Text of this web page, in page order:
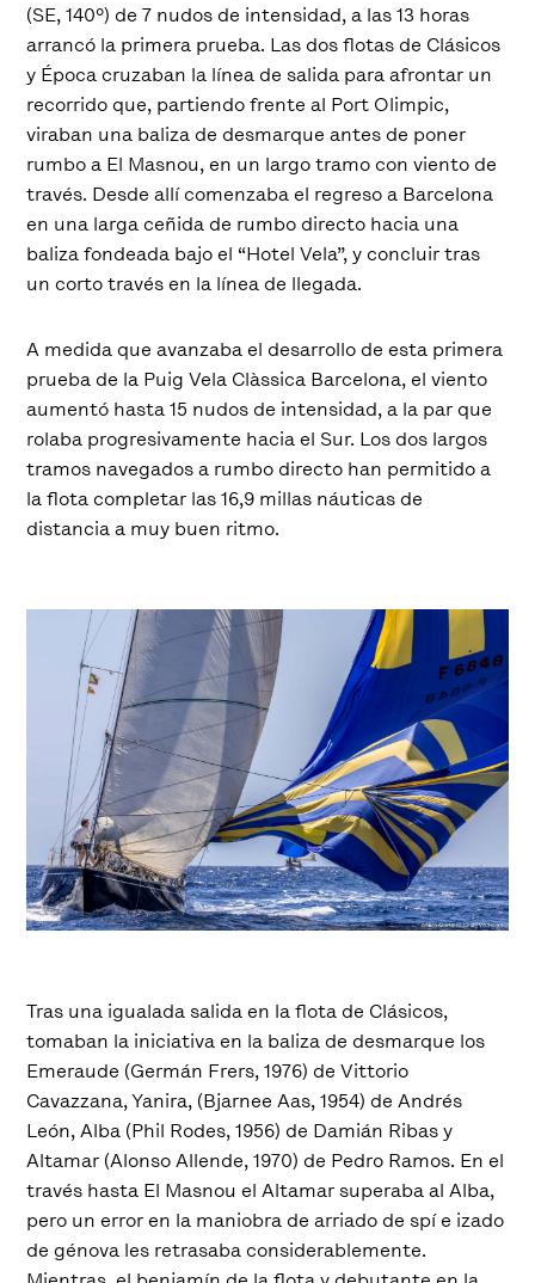
(SE, 140º) de 7 nudos de intensidad, a las 13 horas
arrancó la primera prueba. Las dos flotas de Clásicos
y Época cruzaban la línea de salida para afrontar un
recorrido que, partiendo frente al Port Olimpic,
viraban una baliza de desmarque antes de poner
rumbo a El Masnou, en un largo tramo con viento de
través. Desde allí comenzaba el regreso a Barcelona
en una larga ceñida de rumbo directo hacia una
baliza fondeada bajo el “Hotel Vela”, y concluir tras
un corto través en la línea de llegada.
A medida que avanzaba el desarrollo de esta primera
prueba de la Puig Vela Clàssica Barcelona, el viento
aumentó hasta 15 nudos de intensidad, a la par que
rolaba progresivamente hacia el Sur. Los dos largos
tramos navegados a rumbo directo han permitido a
la flota completar las 16,9 millas náuticas de
distancia a muy buen ritmo.
Tras una igualada salida en la flota de Clásicos,
tomaban la iniciativa en la baliza de desmarque los
Emeraude (Germán Frers, 1976) de Vittorio
Cavazzana, Yanira, (Bjarnee Aas, 1954) de Andrés
León, Alba (Phil Rodes, 1956) de Damián Ribas y
Altamar (Alonso Allende, 1970) de Pedro Ramos. En el
través hasta El Masnou el Altamar superaba al Alba,
pero un error en la maniobra de arriado de spí e izado
de génova les retrasaba considerablemente.